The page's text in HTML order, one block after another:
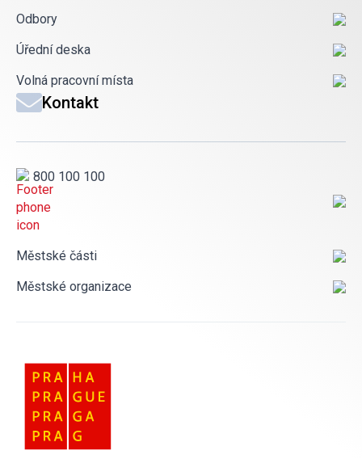
Odbory
Úřední deska
Volná pracovní místa
Kontakt
800 100 100
Městské části
Městské organizace